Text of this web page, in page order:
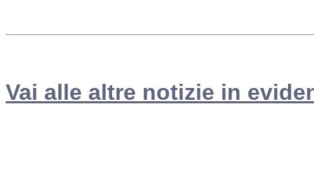
Vai alle altre notizie in